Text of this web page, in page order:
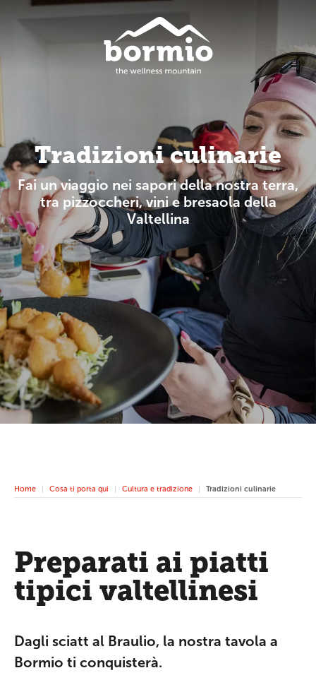
Tradizioni culinarie
Fai un viaggio nei sapori della nostra terra,
tra pizzoccheri, vini e bresaola della
Valtellina
Home Cosa ti porta qui Cultura e tradizione Tradizioni culinarie
Preparati ai piatti
tipici valtellinesi
Dagli sciatt al Braulio, la nostra tavola a
Bormio ti conquisterà.